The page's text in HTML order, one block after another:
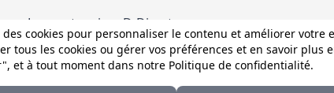
cookies pour personnaliser le contenu et améliorer votre
tous les cookies ou gérer vos préférences et en savoir plus
et à tout moment dans notre Politique de confidentialité.
Les partenaires D-Direct
Les services D-Direct